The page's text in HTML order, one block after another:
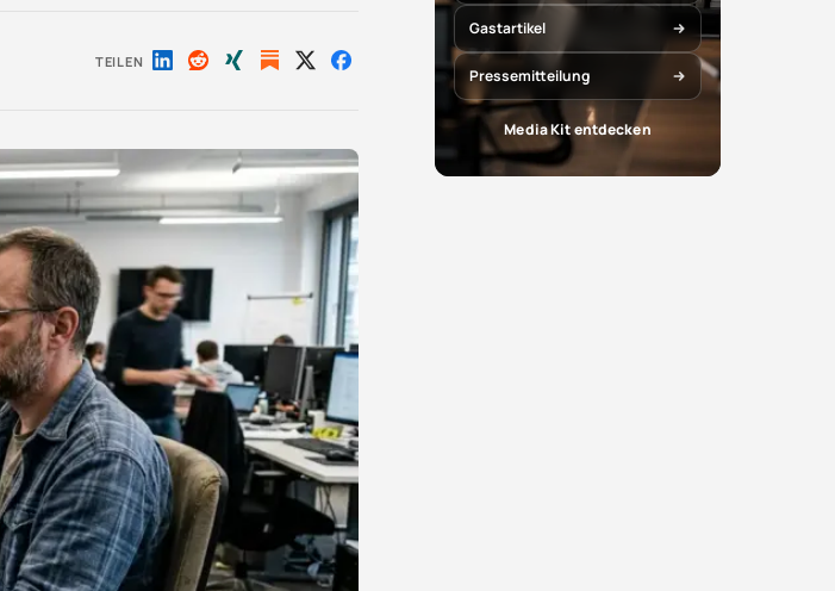
TEILEN Auf Auf Auf Auf Auf
Gastartikel
Pressemitteilung
Media Kit entdecken